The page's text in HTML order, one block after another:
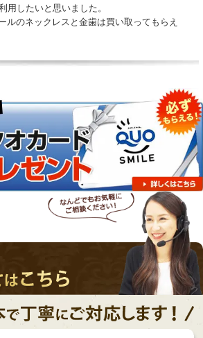
用したいと思いました。
ルのネックレスと金歯は買い取ってもらえ